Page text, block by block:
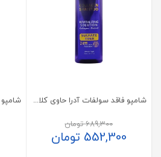
شامپو فاقد سولفات آدرا حاوی کلاژن و رتینول
689,300تومان
552,300 تومان